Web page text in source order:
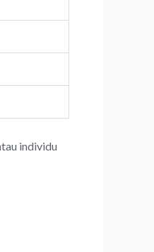
individu